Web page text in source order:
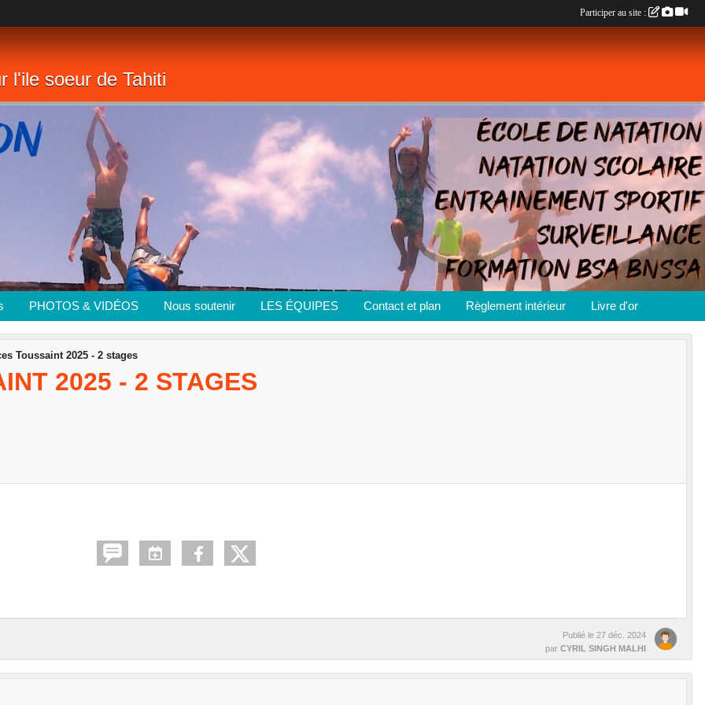
l'ile soeur de Tahiti
PHOTOS & VIDÉOS Nous soutenir LES ÉQUIPES Contact et plan Règlement intérieur Livre d'or
Toussaint 2025 - 2 stages
2025 - 2 STAGES
Publié le 27 déc. 2024
par CYRIL SINGH MALHI
Participer au site :